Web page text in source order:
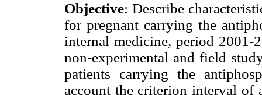
Objective: Describe
for pregnant carrying the
internal medicine, period 2001-
non-experimental and field
patients carrying the
account the criterion interval of